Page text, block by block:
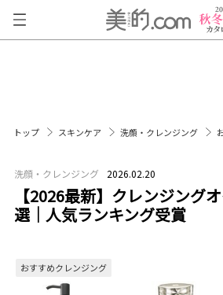
トップ スキンケア 洗顔・クレンジング
洗顔・クレンジング 2026.02.20
【2026最新】クレンジング
選｜人気ランキング受賞
おすすめクレンジング